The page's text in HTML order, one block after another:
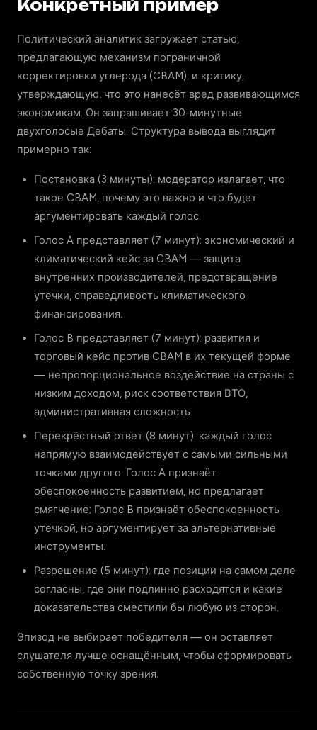
Конкретный пример
Политический аналитик загружает статью,
предлагающую механизм пограничной
корректировки углерода (CBAM), и критику,
утверждающую, что это нанесёт вред развивающимся
экономикам. Он запрашивает 30-минутные
двухголосые Дебаты. Структура вывода выглядит
примерно так:
Постановка (3 минуты): модератор излагает, что
такое CBAM, почему это важно и что будет
аргументировать каждый голос.
Голос A представляет (7 минут): экономический и
климатический кейс за CBAM — защита
внутренних производителей, предотвращение
утечки, справедливость климатического
финансирования.
Голос B представляет (7 минут): развития и
торговый кейс против CBAM в их текущей форме
— непропорциональное воздействие на страны с
низким доходом, риск соответствия ВТО,
административная сложность.
Перекрёстный ответ (8 минут): каждый голос
напрямую взаимодействует с самыми сильными
точками другого. Голос A признаёт
обеспокоенность развитием, но предлагает
смягчение; Голос B признаёт обеспокоенность
утечкой, но аргументирует за альтернативные
инструменты.
Разрешение (5 минут): где позиции на самом деле
согласны, где они подлинно расходятся и какие
доказательства сместили бы любую из сторон.
Эпизод не выбирает победителя — он оставляет
слушателя лучше оснащённым, чтобы сформировать
собственную точку зрения.